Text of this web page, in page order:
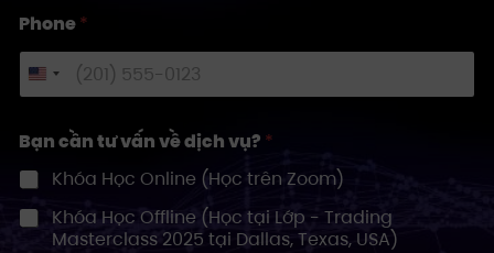
Phone*
U
i
e
d
Bạn cần tư vấn về dịch vụ? *
Khóa Học Online (Học trên Zoom)
Khóa Học Offline (Học tại Lớp - Trading
Masterclass 2025 tại Dallas, Texas, USA)